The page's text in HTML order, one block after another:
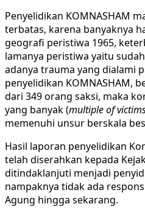
Penyelidikan KOMNASHAM
terbatas, karena banyaknya
geografi peristiwa 1965,
lamanya peristiwa yaitu
adanya trauma yang dialami
penyelidikan KOMNASHAM,
dari 349 orang saksi, maka
yang banyak (multiple of
memenuhi unsur berskala
Hasil laporan penyelidikan
telah diserahkan kepada
ditindaklanjuti menjadi
nampaknya tidak ada
Agung hingga sekarang.